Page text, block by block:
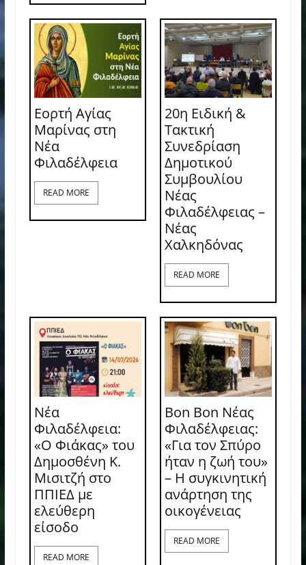
Εορτή Αγίας
Μαρίνας στη
Νέα
Φιλαδέλφεια
READ MORE
20η Ειδική &
Τακτική
Συνεδρίαση
Δημοτικού
Συμβουλίου
Νέας
Φιλαδέλφειας –
Νέας
Χαλκηδόνας
READ MORE
Νέα
Φιλαδέλφεια:
«Ο Φιάκας» του
Δημοσθένη Κ.
Μισιτζή στο
ΠΠΙΕΔ με
ελεύθερη
είσοδο
READ MORE
Bon Bon Νέας
Φιλαδέλφειας:
«Για τον Σπύρο
ήταν η ζωή του»
– Η συγκινητική
ανάρτηση της
οικογένειας
READ MORE